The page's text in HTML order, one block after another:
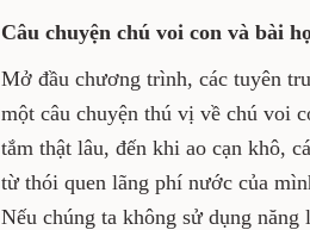
Câu chuyện chú voi con và bài
Mở đầu chương trình, các tuyên
một câu chuyện thú vị về chú voi
tắm thật lâu, đến khi ao cạn khô,
từ thói quen lãng phí nước của
Nếu chúng ta không sử dụng